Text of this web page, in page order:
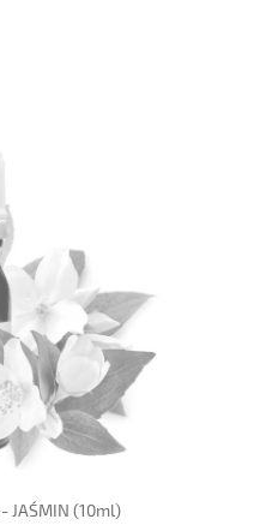
- JAŚMIN (10ml)
dostępności